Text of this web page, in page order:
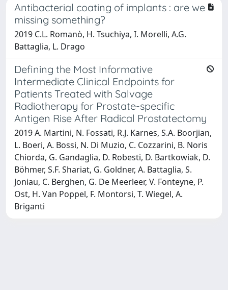
Antibacterial coating of implants : are we
missing something?
2019 C.L. Romanò, H. Tsuchiya, I. Morelli, A.G.
Battaglia, L. Drago
Defining the Most Informative
Intermediate Clinical Endpoints for
Patients Treated with Salvage
Radiotherapy for Prostate-specific
Antigen Rise After Radical Prostatectomy
2019 A. Martini, N. Fossati, R.J. Karnes, S.A. Boorjian,
L. Boeri, A. Bossi, N. Di Muzio, C. Cozzarini, B. Noris
Chiorda, G. Gandaglia, D. Robesti, D. Bartkowiak, D.
Böhmer, S.F. Shariat, G. Goldner, A. Battaglia, S.
Joniau, C. Berghen, G. De Meerleer, V. Fonteyne, P.
Ost, H. Van Poppel, F. Montorsi, T. Wiegel, A.
Briganti